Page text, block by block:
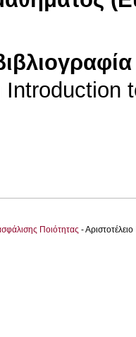
Ποιότητας -